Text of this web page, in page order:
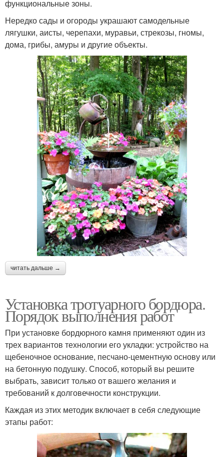
функциональные зоны.
Нередко сады и огороды украшают самодельные
лягушки, аисты, черепахи, муравьи, стрекозы, гномы,
дома, грибы, амуры и другие объекты.
читать дальше →
Установка тротуарного бордюра.
Порядок выполнения работ
При установке бордюрного камня применяют один из
трех вариантов технологии его укладки: устройство на
щебеночное основание, песчано-цементную основу или
на бетонную подушку. Способ, который вы решите
выбрать, зависит только от вашего желания и
требований к долговечности конструкции.
Каждая из этих методик включает в себя следующие
этапы работ: